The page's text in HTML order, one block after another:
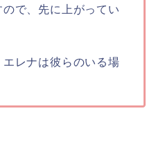
ので、先に上がってい
レナは彼らのいる場